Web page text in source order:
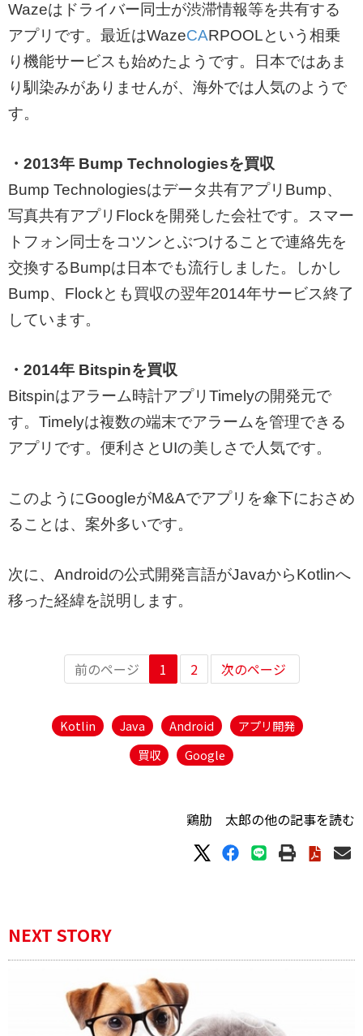
Wazeはドライバー同士が渋滞情報等を共有する
アプリです。最近はWazeCARPOOLという相乗
り機能サービスも始めたようです。日本ではあま
り馴染みがありませんが、海外では人気のようで
す。
・2013年 Bump Technologiesを買収
Bump Technologiesはデータ共有アプリBump、
写真共有アプリFlockを開発した会社です。スマー
トフォン同士をコツンとぶつけることで連絡先を
交換するBumpは日本でも流行しました。しかし
Bump、Flockとも買収の翌年2014年サービス終了
しています。
・2014年 Bitspinを買収
Bitspinはアラーム時計アプリTimelyの開発元で
す。Timelyは複数の端末でアラームを管理できる
アプリです。便利さとUIの美しさで人気です。
このようにGoogleがM&Aでアプリを傘下におさめ
ることは、案外多いです。
次に、Androidの公式開発言語がJavaからKotlinへ
移った経緯を説明します。
前のページ 1 2 次のページ
Kotlin Java Android
アプリ開発
買収
Google
鶏肋 太郎の他の記事を読む
NEXT STORY